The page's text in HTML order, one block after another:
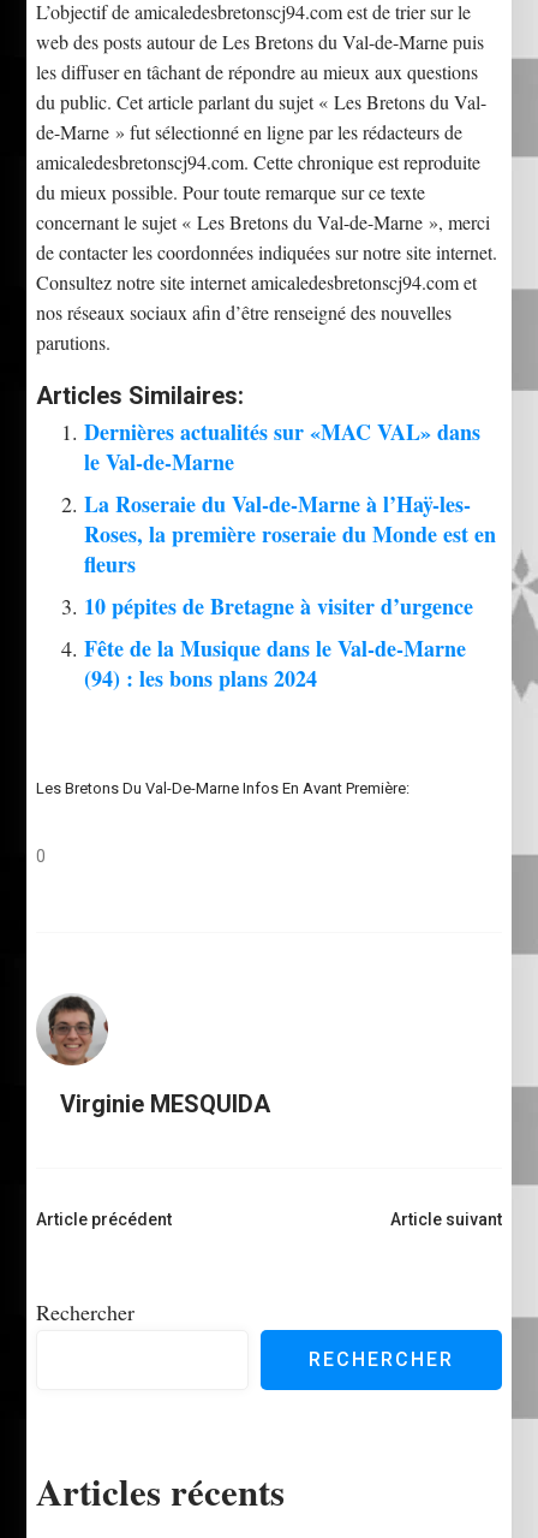
L’objectif de amicaledesbretonscj94.com est de trier sur le
web des posts autour de Les Bretons du Val-de-Marne puis
les diffuser en tâchant de répondre au mieux aux questions
du public. Cet article parlant du sujet « Les Bretons du Val-
de-Marne » fut sélectionné en ligne par les rédacteurs de
amicaledesbretonscj94.com. Cette chronique est reproduite
du mieux possible. Pour toute remarque sur ce texte
concernant le sujet « Les Bretons du Val-de-Marne », merci
de contacter les coordonnées indiquées sur notre site internet.
Consultez notre site internet amicaledesbretonscj94.com et
nos réseaux sociaux afin d’être renseigné des nouvelles
parutions.
Articles Similaires:
Dernières actualités sur «MAC VAL» dans
le Val-de-Marne
La Roseraie du Val-de-Marne à l’Haÿ-les-
Roses, la première roseraie du Monde est en
fleurs
10 pépites de Bretagne à visiter d’urgence
Fête de la Musique dans le Val-de-Marne
(94) : les bons plans 2024
Les Bretons Du Val-De-Marne Infos En Avant Première:
0
Virginie MESQUIDA
Navigation
Article précédent Article suivant
Rechercher
RECHERCHER
Articles récents